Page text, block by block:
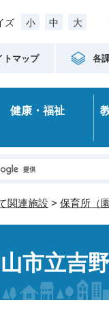
ズ 小 中 大
トマップ 各
健康・福祉
関連施設 > 保育所（
市立吉